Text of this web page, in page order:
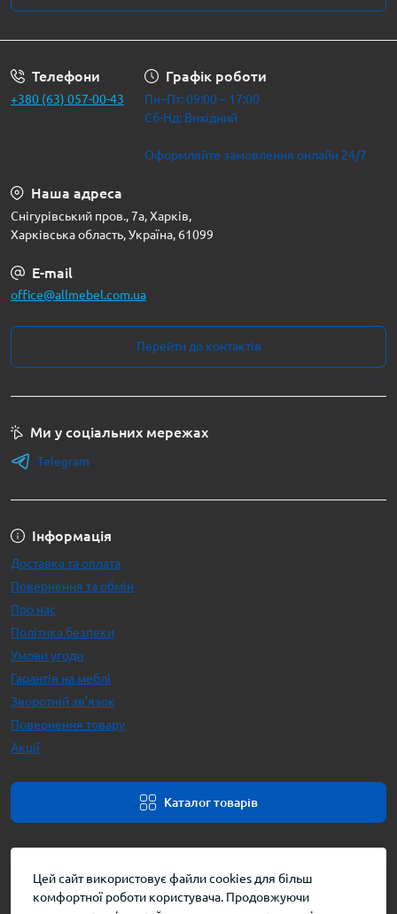
Телефони
+380 (63) 057-00-43
Графік роботи
Пн–Пт: 09:00 – 17:00
Сб-Нд: Вихідний
Оформляйте замовлення онлайн 24/7
Наша адреса
Снігурівський пров., 7а, Харків,
Харківська область, Україна, 61099
E-mail
office@allmebel.com.ua
Перейти до контактів
Інформація
Доставка та оплата
Повернення та обмін
Про нас
Політика безпеки
Умови угоди
Гарантія на меблі
Зворотній зв’язок
Повернення товару
Акції
Каталог товарів
Ми у соціальних мережах
Telegram
Цей сайт використовує файли cookies для більш
комфортної роботи користувача. Продовжуючи